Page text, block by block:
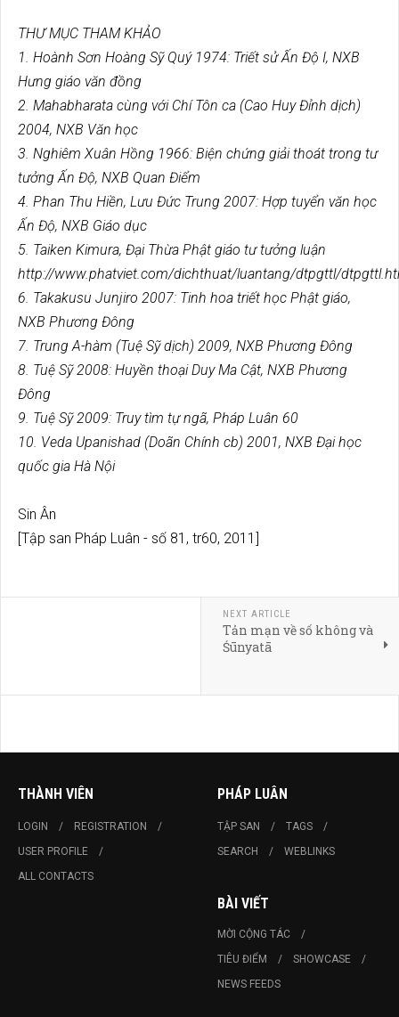
THƯ MỤC THAM KHẢO
1. Hoành Sơn Hoàng Sỹ Quý 1974: Triết sử Ấn Độ I, NXB
Hưng giáo văn đồng
2. Mahabharata cùng với Chí Tôn ca (Cao Huy Đỉnh dịch)
2004, NXB Văn học
3. Nghiêm Xuân Hồng 1966: Biện chứng giải thoát trong tư
tưởng Ấn Độ, NXB Quan Điểm
4. Phan Thu Hiền, Lưu Đức Trung 2007: Hợp tuyển văn học
Ấn Độ, NXB Giáo dục
5. Taiken Kimura, Đại Thừa Phật giáo tư tưởng luận
http://www.phatviet.com/dichthuat/luantang/dtpgttl/
6. Takakusu Junjiro 2007: Tinh hoa triết học Phật giáo,
NXB Phương Đông
7. Trung A-hàm (Tuệ Sỹ dịch) 2009, NXB Phương Đông
8. Tuệ Sỹ 2008: Huyền thoại Duy Ma Cật, NXB Phương
Đông
9. Tuệ Sỹ 2009: Truy tìm tự ngã, Pháp Luân 60
10. Veda Upanishad (Doãn Chính cb) 2001, NXB Đại học
quốc gia Hà Nội
Sin Ân
[Tập san Pháp Luân - số 81, tr60, 2011]
NEXT ARTICLE
Tản mạn về số không và
Śūnyatā
THÀNH VIÊN
LOGIN
REGISTRATION
USER PROFILE
ALL CONTACTS
PHÁP LUÂN
TẬP SAN
TAGS
SEARCH
WEBLINKS
BÀI VIẾT
MỜI CỘNG TÁC
TIÊU ĐIỂM
SHOWCASE
NEWS FEEDS